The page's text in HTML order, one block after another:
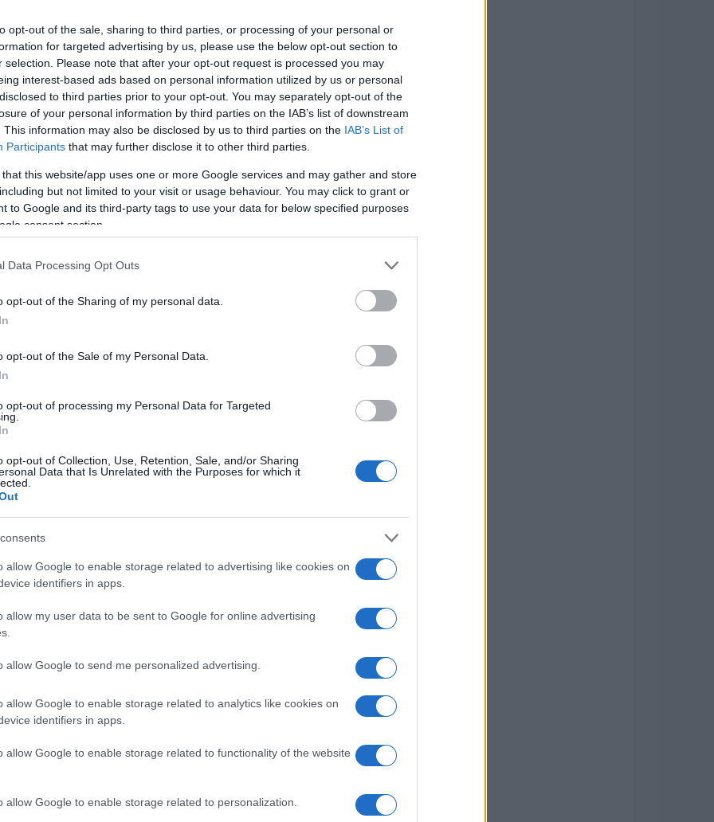
opt-out of the sale, sharing to third parties, or processing of your personal or
for targeted advertising by us, please use the below opt-out section to
selection. Please note that after your opt-out request is processed you may
interest-based ads based on personal information utilized by us or personal
to third parties prior to your opt-out. You may separately opt-out of the
of your personal information by third parties on the IAB’s list of downstream
This information may also be disclosed by us to third parties on the IAB’s List of
Participants that may further disclose it to other third parties.
that this website/app uses one or more Google services and may gather and store
but not limited to your visit or usage behaviour. You may click to grant or
to Google and its third-party tags to use your data for below specified purposes
consent section.
Data Processing Opt Outs
opt-out of the Sharing of my personal data.
opt-out of the Sale of my Personal Data.
opt-out of processing my Personal Data for Targeted
opt-out of Collection, Use, Retention, Sale, and/or Sharing
Data that Is Unrelated with the Purposes for which it
allow Google to enable storage related to advertising like cookies on
identifiers in apps.
allow my user data to be sent to Google for online advertising
allow Google to send me personalized advertising.
allow Google to enable storage related to analytics like cookies on
identifiers in apps.
allow Google to enable storage related to functionality of the website
allow Google to enable storage related to personalization.
et honore la représentation des
d’être oubliés, quand ils ne sont pas
une jeune adolescente, se voit privée du bal de
à l’idée qu’elle puisse s’y rendre avec sa petite
de Broadway sur le déclin décident de lui venir en
la crème :
Key, mais aussi Meryl Streep